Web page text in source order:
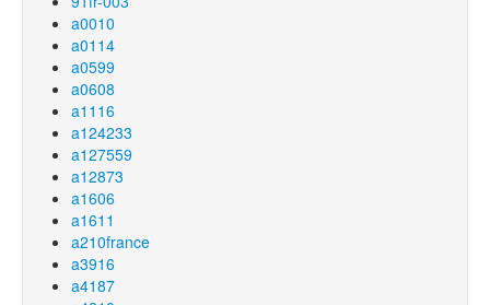
a0010
a0114
a0599
a0608
a1116
a124233
a127559
a12873
a1606
a1611
a210france
a3916
a4187